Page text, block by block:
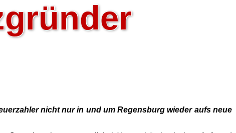
nicht nur in und um Regensburg wieder aufs neue